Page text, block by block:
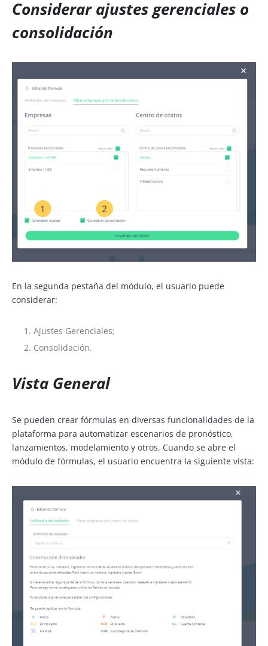
Considerar ajustes gerenciales o
consolidación
En la segunda pestaña del módulo, el usuario puede
considerar:
Ajustes Gerenciales;
Consolidación.
Vista General
Se pueden crear fórmulas en diversas funcionalidades de la
plataforma para automatizar escenarios de pronóstico,
lanzamientos, modelamiento y otros. Cuando se abre el
módulo de fórmulas, el usuario encuentra la siguiente vista: